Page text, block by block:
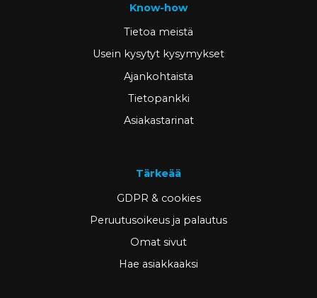
Know-how
Tietoa meistä
Usein kysytyt kysymykset
Ajankohtaista
Tietopankki
Asiakastarinat
Tärkeää
GDPR & cookies
Peruutusoikeus ja palautus
Omat sivut
Hae asiakkaaksi